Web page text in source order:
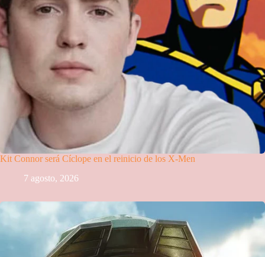
Kit Connor será Cíclope en el reinicio de los X-Men
7 agosto, 2026